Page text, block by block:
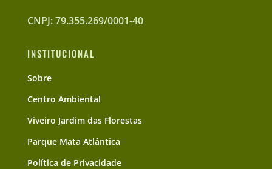
CNPJ: 79.355.269/0001-40
INSTITUCIONAL
Sobre
Centro Ambiental
Viveiro Jardim das Florestas
Parque Mata Atlântica
Política de Privacidade